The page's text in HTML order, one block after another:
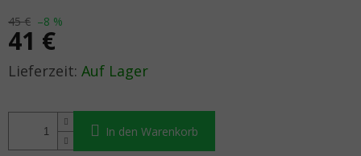
45 € –8 %
41 €
Verkaufspreis: Auf Lager
In den Warenkorb